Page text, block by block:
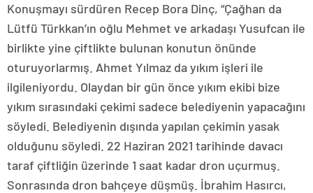
Konuşmayı sürdüren Recep Bora Dinç, “Çağhan da
Lütfü Türkkan’ın oğlu Mehmet ve arkadaşı Yusufcan ile
birlikte yine çiftlikte bulunan konutun önünde
oturuyorlarmış. Ahmet Yılmaz da yıkım işleri ile
ilgileniyordu. Olaydan bir gün önce yıkım ekibi bize
yıkım sırasındaki çekimi sadece belediyenin yapacağını
söyledi. Belediyenin dışında yapılan çekimin yasak
olduğunu söyledi. 22 Haziran 2021 tarihinde davacı
taraf çiftliğin üzerinde 1 saat kadar dron uçurmuş.
Sonrasında dron bahçeye düşmüş. İbrahim Hasırcı,